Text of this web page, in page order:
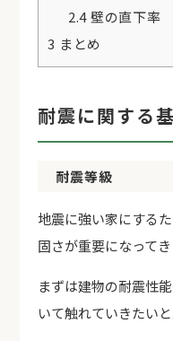
2.4壁の直下率
3 まとめ
耐震に関する
耐震等級
地震に強い家にする
固さが重要になってき
まずは建物の耐震性
いて触れていきたいと